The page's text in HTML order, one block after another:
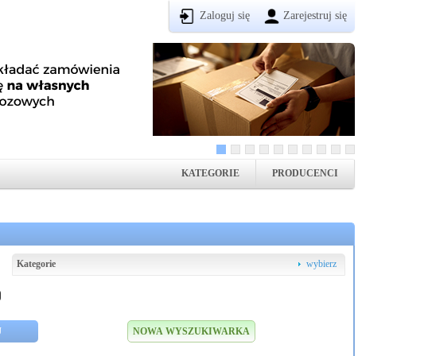
Zaloguj się Zarejestruj się
PRODUCENCI
KATEGORIE
Kategorie wybierz